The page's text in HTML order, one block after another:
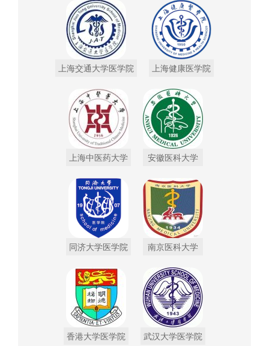
上海交通大学医学院 上海健康医学院
上海中医药大学 安徽医科大学
同济大学医学院 南京医科大学
香港大学医学院 武汉大学医学院